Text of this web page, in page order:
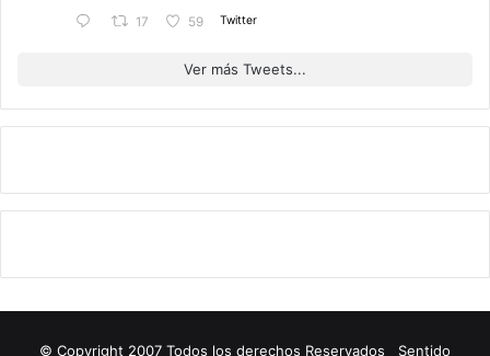
17 59 Twitter
Ver más Tweets...
© Copyright 2007 Todos los derechos Reservados Sentido